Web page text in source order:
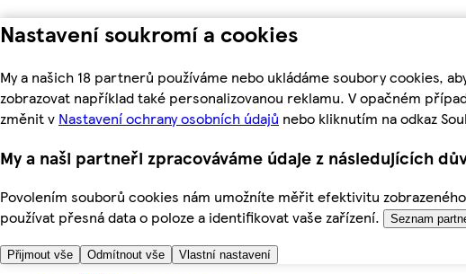
Nastavení soukromí a cookies
My a našich 18 partnerů používáme nebo ukládáme soubory cookies,
zobrazovat například také personalizovanou reklamu. V opačném
změnit v Nastavení ochrany osobních údajů nebo kliknutím na odkaz
My a naši partneři zpracováváme údaje z následujících
Povolením souborů cookies nám umožníte měřit efektivitu
používat přesná data o poloze a identifikovat vaše zařízení.
Seznam
Přijmout vše Odmítnout vše Vlastní nastavení